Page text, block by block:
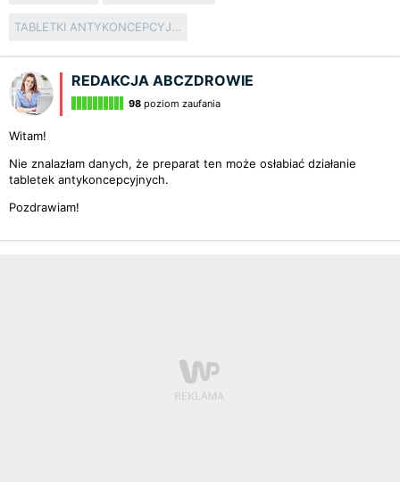
TABLETKI ANTYKONCEPCYJNE
REDAKCJA ABCZDROWIE
98 poziom zaufania
Witam!
Nie znalazłam danych, że preparat ten może osłabiać działanie
tabletek antykoncepcyjnych.
Pozdrawiam!